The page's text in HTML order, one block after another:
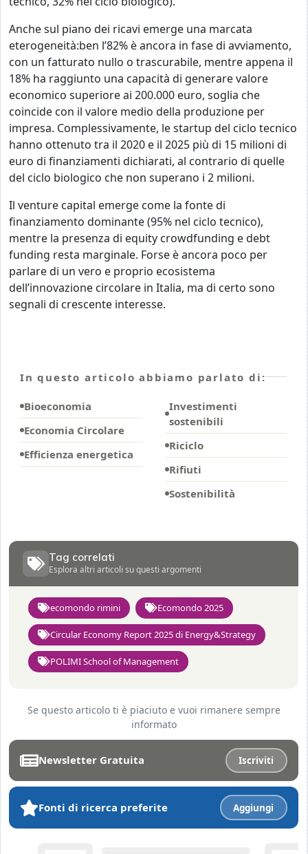
Anche sul piano dei ricavi emerge una marcata
eterogeneità:ben l’82% è ancora in fase di avviamento,
con un fatturato nullo o trascurabile, mentre appena il
18% ha raggiunto una capacità di generare valore
economico superiore ai 200.000 euro, soglia che
coincide con il valore medio della produzione per
impresa. Complessivamente, le startup del ciclo tecnico
hanno ottenuto tra il 2020 e il 2025 più di 15 milioni di
euro di finanziamenti dichiarati, al contrario di quelle
del ciclo biologico che non superano i 2 milioni.
Il venture capital emerge come la fonte di
finanziamento dominante (95% nel ciclo tecnico),
mentre la presenza di equity crowdfunding e debt
funding resta marginale. Forse è ancora poco per
parlare di un vero e proprio ecosistema
dell’innovazione circolare in Italia, ma di certo sono
segnali di crescente interesse.
In questo articolo abbiamo parlato di:
Bioeconomia
Economia Circolare
Efficienza energetica
Investimenti
sostenibili
Riciclo
Rifiuti
Sostenibilità
Tag correlati
Esplora altri articoli su questi argomenti
ecomondo rimini Ecomondo 2025
Circular Economy Report 2025 di Energy&Strategy
POLIMI School of Management
Se questo articolo ti è piaciuto e vuoi rimanere sempre
informato
Newsletter Gratuita Iscriviti
Fonti di ricerca preferite Aggiungi